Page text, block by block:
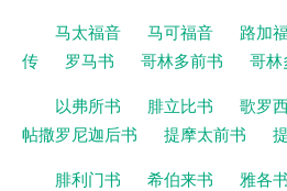
马太福音 马可福音 路加
传
罗马书 哥林多前书 哥林
以弗所书
腓立比书 歌罗
帖撒罗尼迦后书
提摩太前书
腓利门书
希伯来书 雅各书